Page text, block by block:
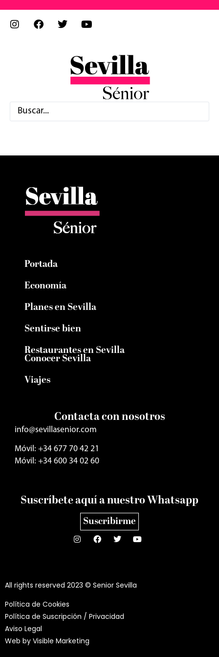
Portada
Economía
Planes en Sevilla
Sentirse bien
Restaurantes en Sevilla
Conocer Sevilla
Viajes
Contacta con nosotros
info@sevillasenior.com
Móvil: +34 677 70 42 21
Móvil: +34 600 34 02 60
Suscríbete aquí a nuestro Whatsapp
Suscribirme
All rights reserved 2023 © Senior Sevilla
Política de Cookies
Política de Suscripción / Privacidad
Aviso Legal
Web by Visible Marketing